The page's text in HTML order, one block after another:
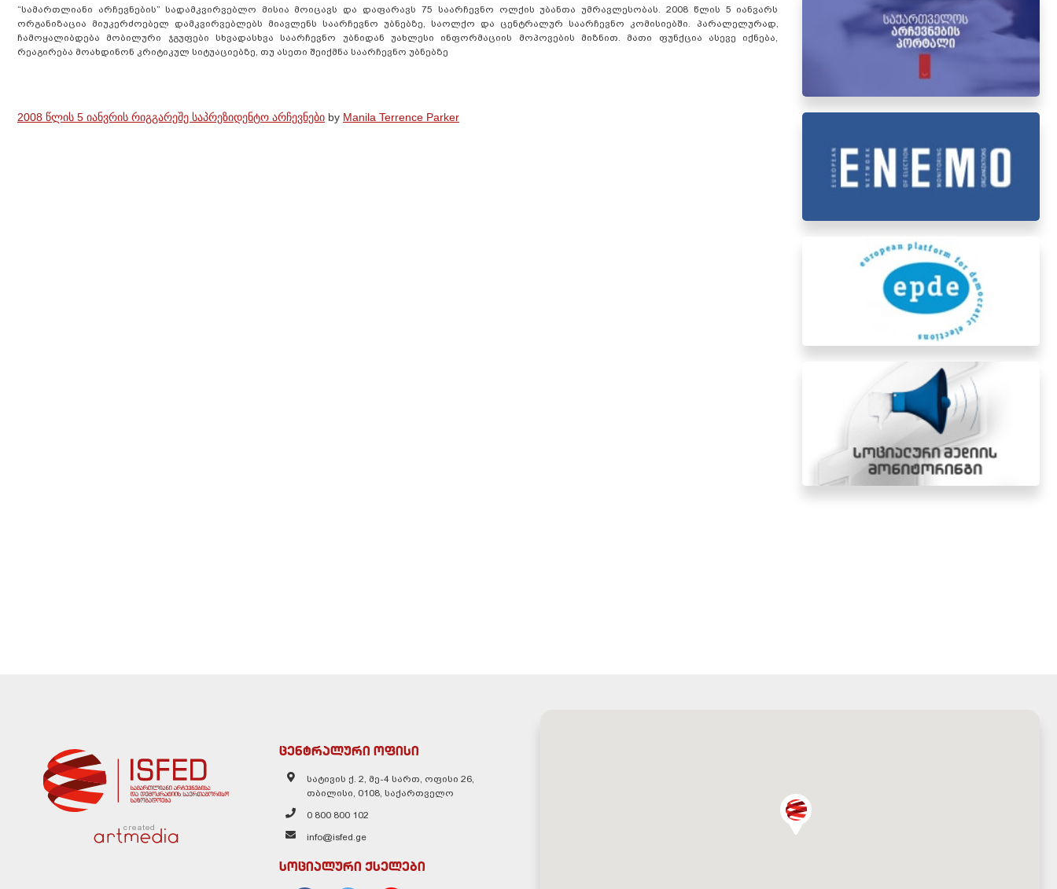
“სამართლიანი არჩევნების” სადამკვირვებლო მისია მოიცავს და დაფარავს 75 საარჩევნო ოლქის უბანთა უმრავლესობას. 2008 წლის 5 იანვარს
ორგანიზაცია მიუკერძოებელ დამკვირვებლებს მიავლენს საარჩევნო უბნებზე, საოლქო და ცენტრალურ საარჩევნო კომისიებში. პარალელურად,
ჩამოყალიბდება მობილური ჯგუფები სხვადასხვა საარჩევნო უბნიდან უახლესი ინფორმაციის მოპოვების მიზნით. მათი ფუნქცია ასევე იქნება,
რეაგირება მოახდინონ კრიტიკულ სიტუაციებზე, თუ ასეთი შეიქმნა საარჩევნო უბნებზე
2008 წლის 5 იანვრის რიგგარეშე საპრეზიდენტო არჩევნები by Manila Terrence Parker
created
ცენტრალური ოფისი
სატივის ქ. 2, მე-4 სართ, ოფისი 26,
თბილისი, 0108, საქართველო
0 800 800 102
info@isfed.ge
სოციალური ქსელები